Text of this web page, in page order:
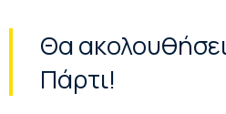
Θα
Πάρτι!